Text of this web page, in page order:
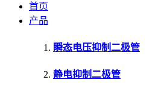
首页
产品
瞬态电压抑制二极管
静电抑制二极管